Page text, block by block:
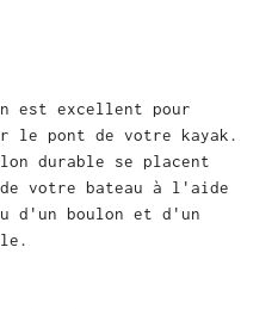
est excellent pour
le pont de votre kayak.
durable se placent
votre bateau à l'aide
d'un boulon et d'un